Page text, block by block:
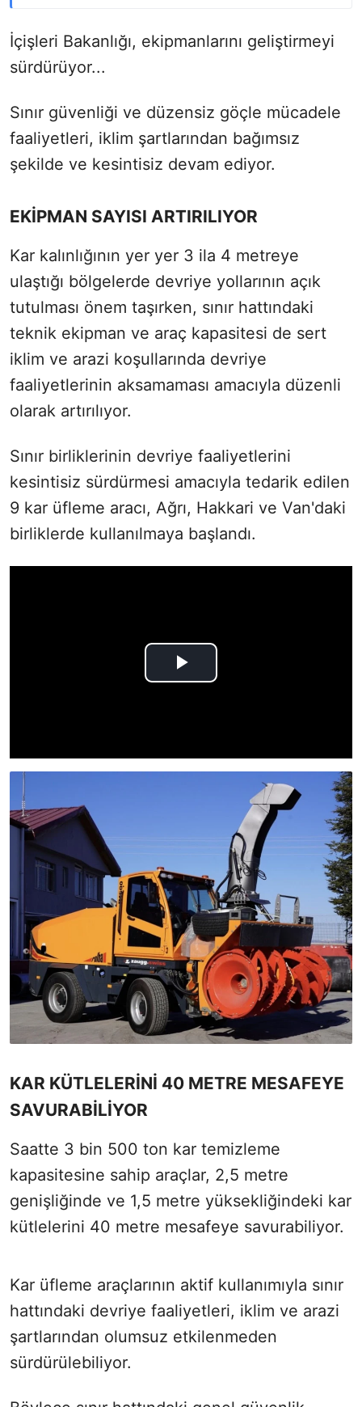
İçişleri Bakanlığı, ekipmanlarını geliştirmeyi
sürdürüyor...
Sınır güvenliği ve düzensiz göçle mücadele
faaliyetleri, iklim şartlarından bağımsız
şekilde ve kesintisiz devam ediyor.
EKİPMAN SAYISI ARTIRILIYOR
Kar kalınlığının yer yer 3 ila 4 metreye
ulaştığı bölgelerde devriye yollarının açık
tutulması önem taşırken, sınır hattındaki
teknik ekipman ve araç kapasitesi de sert
iklim ve arazi koşullarında devriye
faaliyetlerinin aksamaması amacıyla düzenli
olarak artırılıyor.
Sınır birliklerinin devriye faaliyetlerini
kesintisiz sürdürmesi amacıyla tedarik edilen
9 kar üfleme aracı, Ağrı, Hakkari ve Van'daki
birliklerde kullanılmaya başlandı.
KAR KÜTLELERİNİ 40 METRE MESAFEYE
SAVURABİLİYOR
Saatte 3 bin 500 ton kar temizleme
kapasitesine sahip araçlar, 2,5 metre
genişliğinde ve 1,5 metre yüksekliğindeki kar
kütlelerini 40 metre mesafeye savurabiliyor.
Kar üfleme araçlarının aktif kullanımıyla sınır
hattındaki devriye faaliyetleri, iklim ve arazi
şartlarından olumsuz etkilenmeden
sürdürülebiliyor.